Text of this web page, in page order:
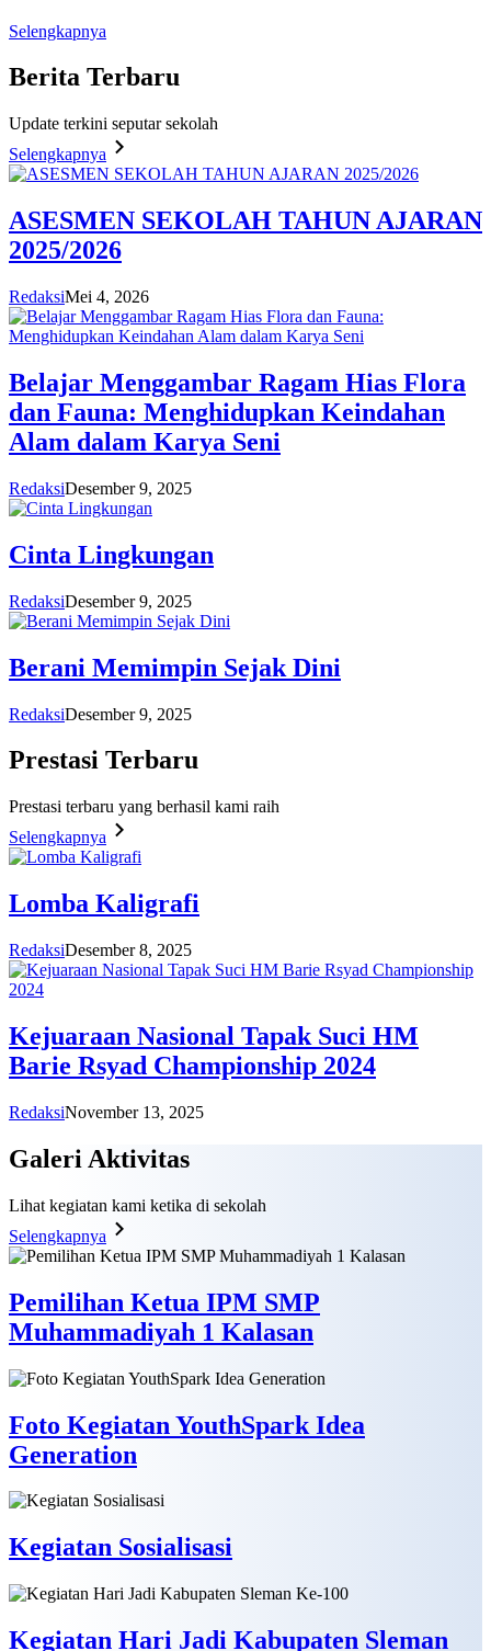
Selengkapnya
Berita Terbaru
Update terkini seputar sekolah
Selengkapnya
ASESMEN SEKOLAH TAHUN AJARAN
2025/2026
RedaksiMei 4, 2026
Belajar Menggambar Ragam Hias Flora
dan Fauna: Menghidupkan Keindahan
Alam dalam Karya Seni
RedaksiDesember 9, 2025
Cinta Lingkungan
RedaksiDesember 9, 2025
Berani Memimpin Sejak Dini
RedaksiDesember 9, 2025
Prestasi Terbaru
Prestasi terbaru yang berhasil kami raih
Selengkapnya
Lomba Kaligrafi
RedaksiDesember 8, 2025
Kejuaraan Nasional Tapak Suci HM
Barie Rsyad Championship 2024
RedaksiNovember 13, 2025
Galeri Aktivitas
Lihat kegiatan kami ketika di sekolah
Selengkapnya
Pemilihan Ketua IPM SMP
Muhammadiyah 1 Kalasan
Foto Kegiatan YouthSpark Idea
Generation
Kegiatan Sosialisasi
Kegiatan Hari Jadi Kabupaten Sleman